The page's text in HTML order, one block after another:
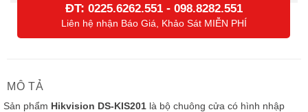
ĐT: 0225.6262.551 - 098.8282.551
Liên hệ nhận Báo Giá, Khảo Sát MIỄN PHÍ
MÔ TẢ
Sản phẩm Hikvision DS-KIS201 là bộ chuông cửa có hình nhập